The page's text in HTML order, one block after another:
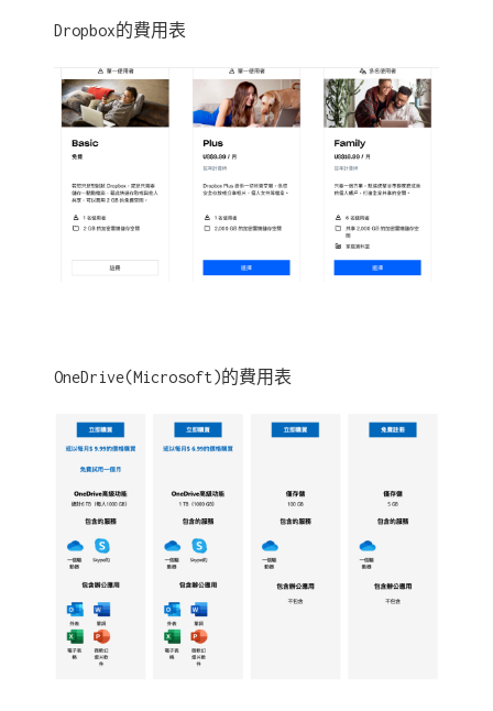
Dropbox的費用表
OneDrive(Microsoft)的費用表